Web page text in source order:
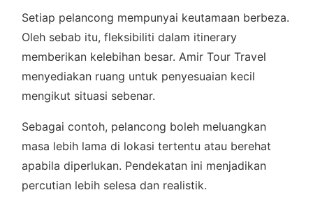
Setiap pelancong mempunyai keutamaan berbeza.
Oleh sebab itu, fleksibiliti dalam itinerary
memberikan kelebihan besar. Amir Tour Travel
menyediakan ruang untuk penyesuaian kecil
mengikut situasi sebenar.
Sebagai contoh, pelancong boleh meluangkan
masa lebih lama di lokasi tertentu atau berehat
apabila diperlukan. Pendekatan ini menjadikan
percutian lebih selesa dan realistik.